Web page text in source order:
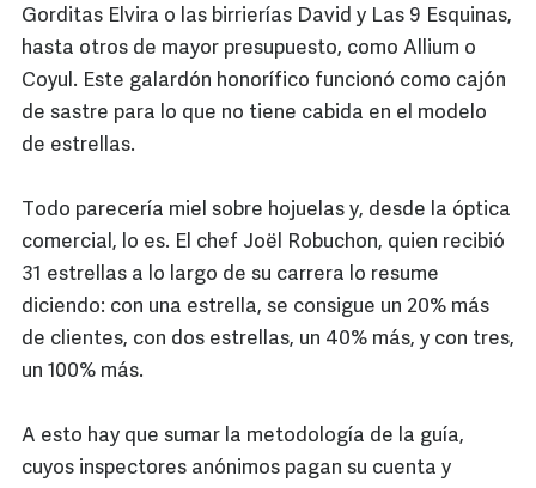
Gorditas Elvira o las birrierías David y Las 9 Esquinas,
hasta otros de mayor presupuesto, como Allium o
Coyul. Este galardón honorífico funcionó como cajón
de sastre para lo que no tiene cabida en el modelo
de estrellas.
Todo parecería miel sobre hojuelas y, desde la óptica
comercial, lo es. El chef Joël Robuchon, quien recibió
31 estrellas a lo largo de su carrera lo resume
diciendo: con una estrella, se consigue un 20% más
de clientes, con dos estrellas, un 40% más, y con tres,
un 100% más.
A esto hay que sumar la metodología de la guía,
cuyos inspectores anónimos pagan su cuenta y